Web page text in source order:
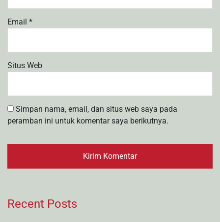
Email *
Situs Web
Simpan nama, email, dan situs web saya pada
peramban ini untuk komentar saya berikutnya.
Recent Posts